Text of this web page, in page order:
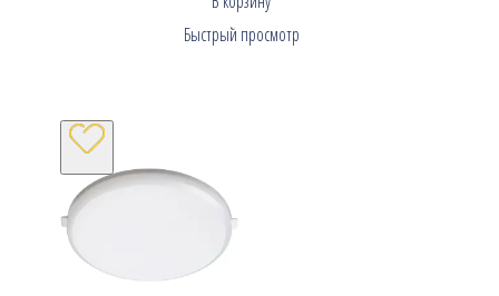
Быстрый просмотр